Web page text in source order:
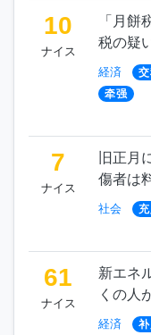
10
ナイス
「月餅
税の疑
経済
牵强
7
ナイス
旧正月
傷者は
社会
61
ナイス
新エネ
くの人
経済